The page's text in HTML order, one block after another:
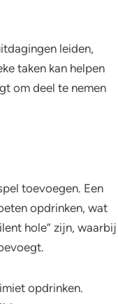
leiden,
taken kan helpen
om deel te nemen
toevoegen. Een
opdrinken, wat
hole” zijn, waarbij
opdrinken.